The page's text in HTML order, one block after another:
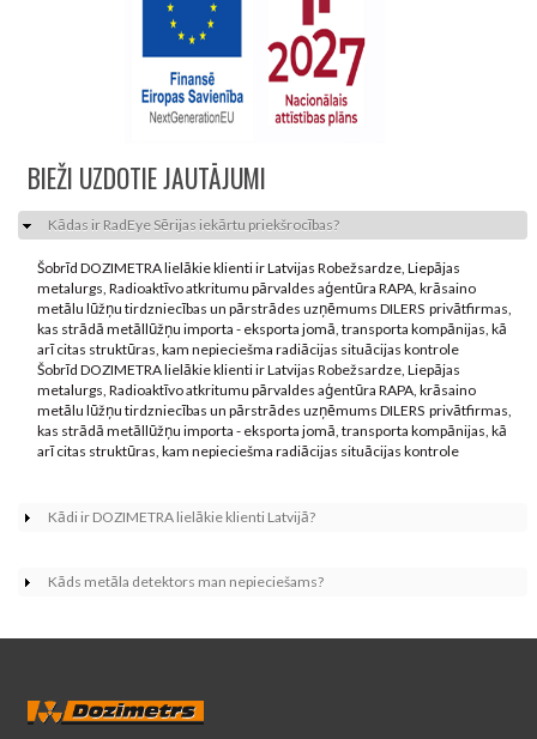
BIEŽI UZDOTIE JAUTĀJUMI
Apslēpt
Kādas ir RadEye Sērijas iekārtu priekšrocības?
Šobrīd DOZIMETRA lielākie klienti ir Latvijas Robežsardze, Liepājas
metalurgs, Radioaktīvo atkritumu pārvaldes aģentūra RAPA, krāsaino
metālu lūžņu tirdzniecības un pārstrādes uzņēmums DILERS privātfirmas,
kas strādā metāllūžņu importa - eksporta jomā, transporta kompānijas, kā
arī citas struktūras, kam nepieciešma radiācijas situācijas kontrole
Šobrīd DOZIMETRA lielākie klienti ir Latvijas Robežsardze, Liepājas
metalurgs, Radioaktīvo atkritumu pārvaldes aģentūra RAPA, krāsaino
metālu lūžņu tirdzniecības un pārstrādes uzņēmums DILERS privātfirmas,
kas strādā metāllūžņu importa - eksporta jomā, transporta kompānijas, kā
arī citas struktūras, kam nepieciešma radiācijas situācijas kontrole
Rādīt
Kādi ir DOZIMETRA lielākie klienti Latvijā?
Rādīt
Kāds metāla detektors man nepieciešams?